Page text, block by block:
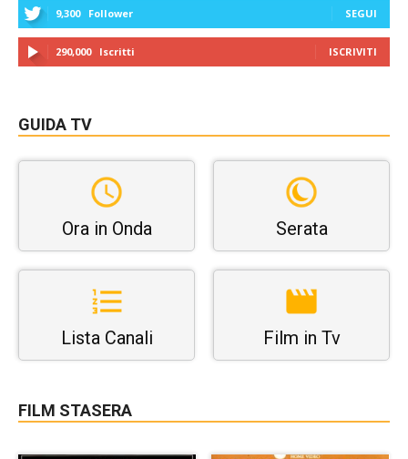
9,300 Follower SEGUI
290,000 Iscritti ISCRIVITI
GUIDA TV
Ora in Onda Serata
Lista Canali Film in Tv
FILM STASERA